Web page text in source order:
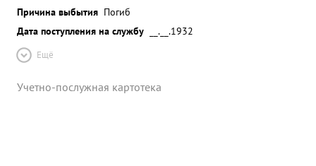
Причина выбытия Погиб
Дата поступления на службу
__.__.1932
Ещё
Учетно-послужная картотека